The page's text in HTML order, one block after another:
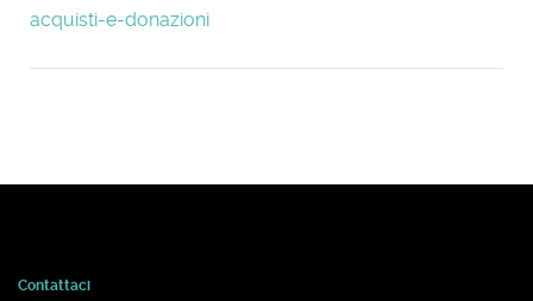
acquisti-e-donazioni
Contattaci